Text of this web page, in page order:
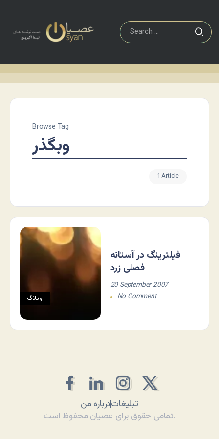
Browse Tag
وبگذر
1 Article
وبلاگ
فیلترینگ در آستانه
فصلی زرد
20 September 2007
No Comment
درباره منتبلیغات
تمامی حقوق برای عصیان محفوظ است.